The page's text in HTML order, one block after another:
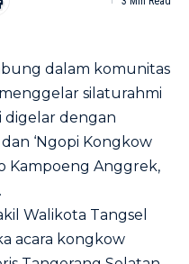
dalam komunitas
silaturahmi
digelar dengan
‘Ngopi Kongkow
Kampoeng Anggrek,
Walikota Tangsel
acara kongkow